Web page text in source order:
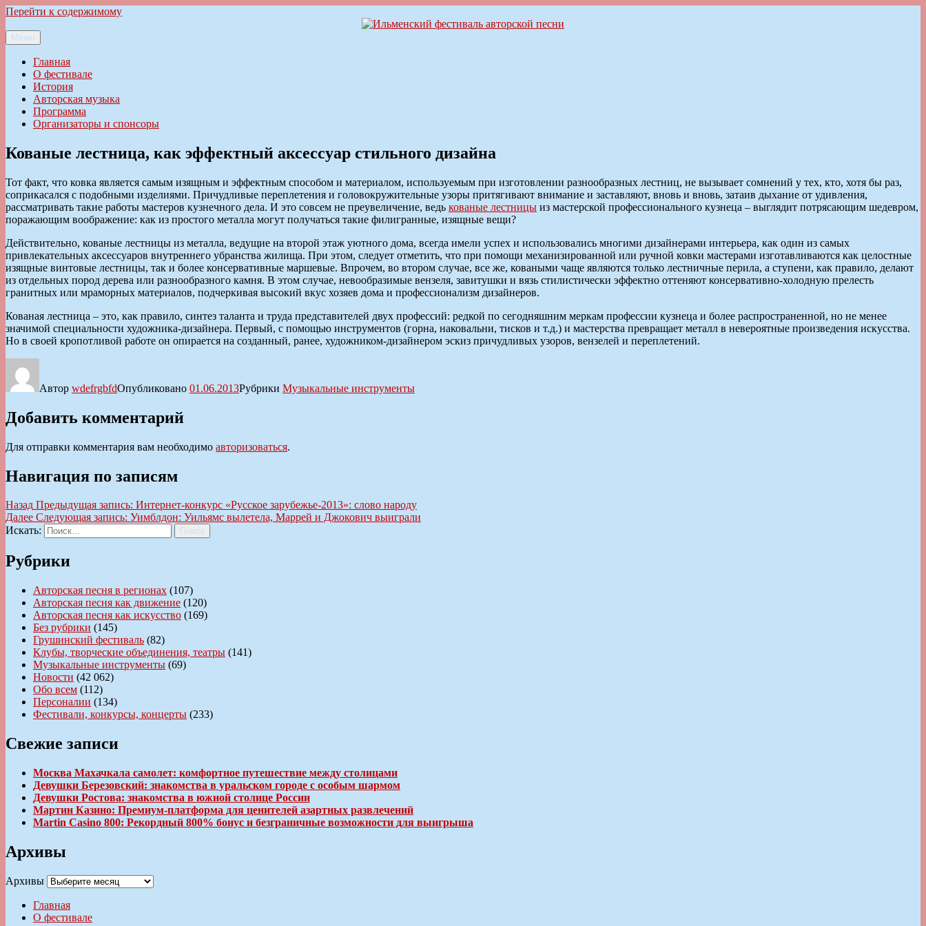
Перейти к содержимому
Ильменский фестиваль авторской песни
Меню
Главная
О фестивале
История
Авторская музыка
Программа
Организаторы и спонсоры
Кованые лестница, как эффектный аксессуар стильного дизайна
Тот факт, что ковка является самым изящным и эффектным способом и материалом, используемым при изготовлении разнообразных лестниц, не вызывает сомнений у тех, кто, хотя бы раз,
соприкасался с подобными изделиями. Причудливые переплетения и головокружительные узоры притягивают внимание и заставляют, вновь и вновь, затаив дыхание от удивления,
рассматривать такие работы мастеров кузнечного дела. И это совсем не преувеличение, ведь кованые лестницы из мастерской профессионального кузнеца – выглядит потрясающим шедевром,
поражающим воображение: как из простого металла могут получаться такие филигранные, изящные вещи?
Действительно, кованые лестницы из металла, ведущие на второй этаж уютного дома, всегда имели успех и использовались многими дизайнерами интерьера, как один из самых
привлекательных аксессуаров внутреннего убранства жилища. При этом, следует отметить, что при помощи механизированной или ручной ковки мастерами изготавливаются как целостные
изящные винтовые лестницы, так и более консервативные маршевые. Впрочем, во втором случае, все же, коваными чаще являются только лестничные перила, а ступени, как правило, делают
из отдельных пород дерева или разнообразного камня. В этом случае, невообразимые вензеля, завитушки и вязь стилистически эффектно оттеняют консервативно-холодную прелесть
гранитных или мраморных материалов, подчеркивая высокий вкус хозяев дома и профессионализм дизайнеров.
Кованая лестница – это, как правило, синтез таланта и труда представителей двух профессий: редкой по сегодняшним меркам профессии кузнеца и более распространенной, но не менее
значимой специальности художника-дизайнера. Первый, с помощью инструментов (горна, наковальни, тисков и т.д.) и мастерства превращает металл в невероятные произведения искусства.
Но в своей кропотливой работе он опирается на созданный, ранее, художником-дизайнером эскиз причудливых узоров, вензелей и переплетений.
Автор wdefrgbfdОпубликовано 01.06.2013Рубрики Музыкальные инструменты
Добавить комментарий
Для отправки комментария вам необходимо авторизоваться.
Навигация по записям
Назад Предыдущая запись: Интернет-конкурс «Русское зарубежье-2013»: слово народу
Далее Следующая запись: Уимблдон: Уильямс вылетела, Маррей и Джокович выиграли
Искать:
Поиск
Рубрики
Авторская песня в регионах (107)
Авторская песня как движение (120)
Авторская песня как искусство (169)
Без рубрики (145)
Грушинский фестиваль (82)
Клубы, творческие объединения, театры (141)
Музыкальные инструменты (69)
Новости (42 062)
Обо всем (112)
Персоналии (134)
Фестивали, конкурсы, концерты (233)
Свежие записи
Москва Махачкала самолет: комфортное путешествие между столицами
Девушки Березовский: знакомства в уральском городе с особым шармом
Девушки Ростова: знакомства в южной столице России
Мартин Казино: Премиум-платформа для ценителей азартных развлечений
Martin Casino 800: Рекордный 800% бонус и безграничные возможности для выигрыша
Архивы
Архивы
Главная
О фестивале